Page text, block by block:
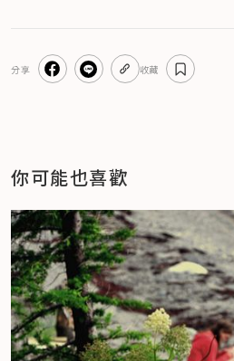
分享 收藏
你可能也喜歡